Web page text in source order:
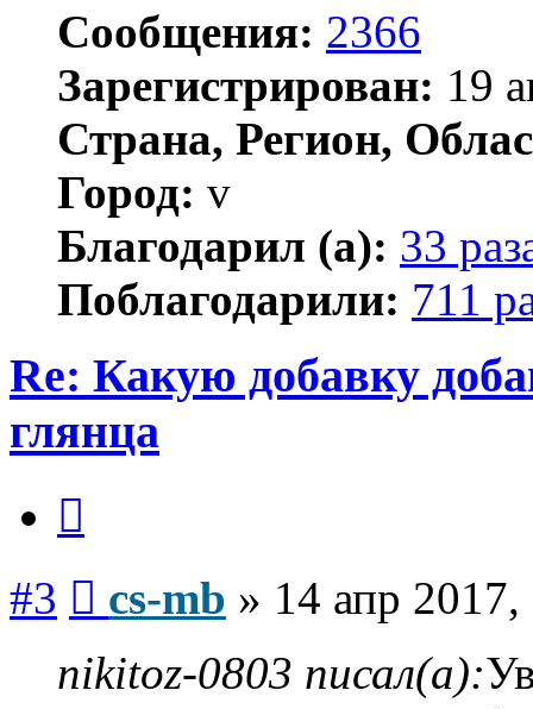
Сообщения: 2366
Зарегистрирован: 19
Страна, Регион,
Город: v
Благодарил (а): 33
Поблагодарили: 711
Re: Какую добавку
глянца
#3 cs-mb » 14 апр
nikitoz-0803 писал(а):